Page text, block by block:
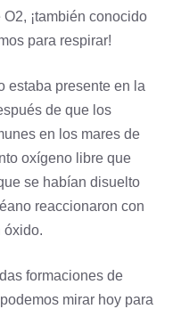
¡también conocido
para respirar!
estaba presente en la
de que los
en los mares de
oxígeno libre que
se habían disuelto
reaccionaron con
óxido.
formaciones de
mirar hoy para